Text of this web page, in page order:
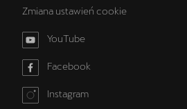
Zmiana ustawień cookie
YouTube
Facebook
Instagram